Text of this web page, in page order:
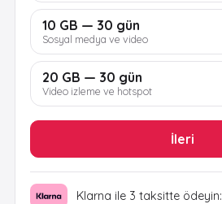
10 GB — 30 gün
Sosyal medya ve video
20 GB — 30 gün
Video izleme ve hotspot
İleri
Klarna ile 3 taksitte ödeyin: